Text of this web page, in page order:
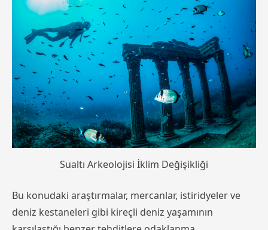
Sualtı Arkeolojisi İklim Değişikliği
Bu konudaki araştırmalar, mercanlar, istiridyeler ve
deniz kestaneleri gibi kireçli deniz yaşamının